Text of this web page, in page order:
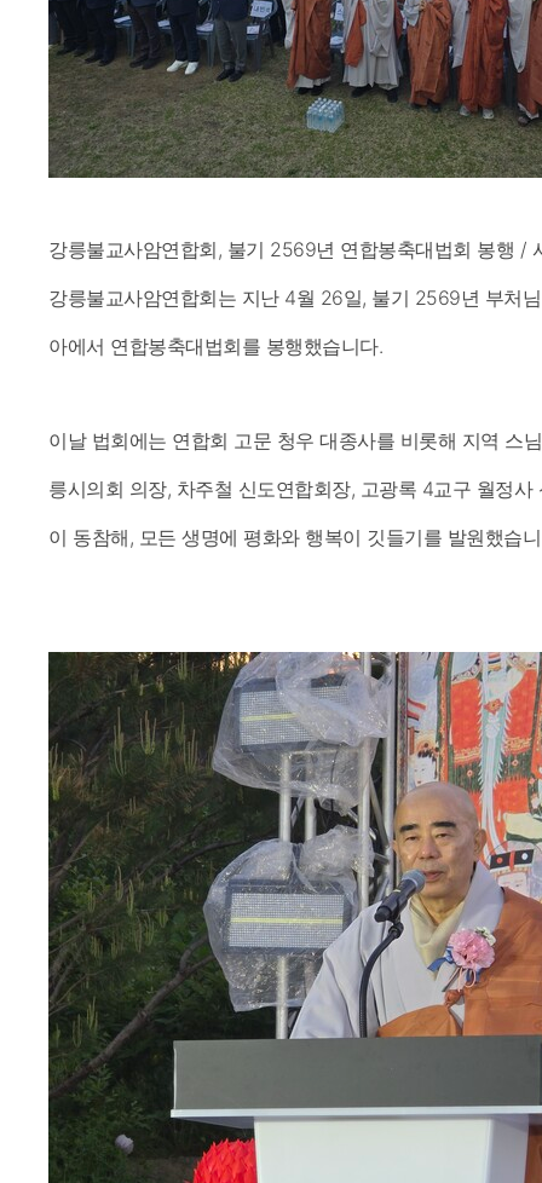
강릉불교사암연합회, 불기 2569년 연합봉축대법회 봉행 /
강릉불교사암연합회는 지난 4월 26일, 불기 2569년 부처
아에서 연합봉축대법회를 봉행했습니다.
이날 법회에는 연합회 고문 청우 대종사를 비롯해 지역 스
릉시의회 의장, 차주철 신도연합회장, 고광록 4교구 월정
이 동참해, 모든 생명에 평화와 행복이 깃들기를 발원했습